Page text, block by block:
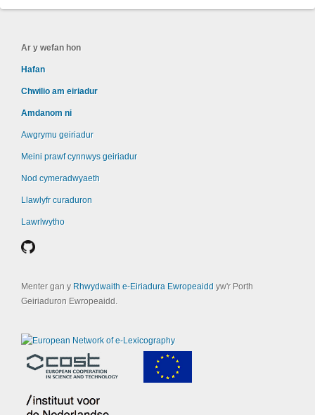
Ar y wefan hon
Hafan
Chwilio am eiriadur
Amdanom ni
Awgrymu geiriadur
Meini prawf cynnwys geiriadur
Nod cymeradwyaeth
Llawlyfr curaduron
Lawrlwytho
Menter gan y Rhwydwaith e-Eiriadura Ewropeaidd yw'r Porth
Geiriaduron Ewropeaidd.